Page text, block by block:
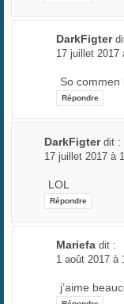
DarkFigter
17 juillet 2017
So
Répondre
DarkFigter dit :
17 juillet 2017 à
LOL
Répondre
Mariefa dit :
1 août 2017 à
j’aime